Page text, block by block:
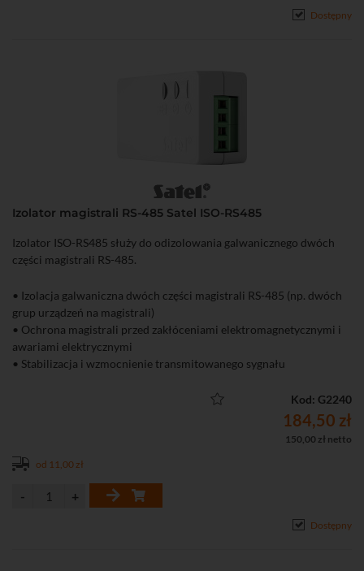
Dostępny
Izolator magistrali RS-485 Satel ISO-RS485
Izolator ISO-RS485 służy do odizolowania galwanicznego dwóch
części magistrali RS-485.
• Izolacja galwaniczna dwóch części magistrali RS-485 (np. dwóch
grup urządzeń na magistrali)
• Ochrona magistrali przed zakłóceniami elektromagnetycznymi i
awariami elektrycznymi
• Stabilizacja i wzmocnienie transmitowanego sygnału
• Możliwość utworzenia odgałęzienia na magistrali
Kod: G2240
184,50 zł
150,00 zł netto
od 11,00 zł
Dostępny